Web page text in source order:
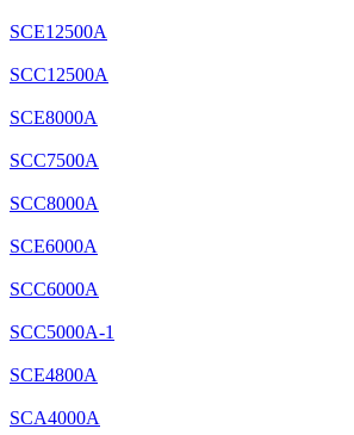
SCE12500A
SCC12500A
SCE8000A
SCC7500A
SCC8000A
SCE6000A
SCC6000A
SCC5000A-1
SCE4800A
SCA4000A